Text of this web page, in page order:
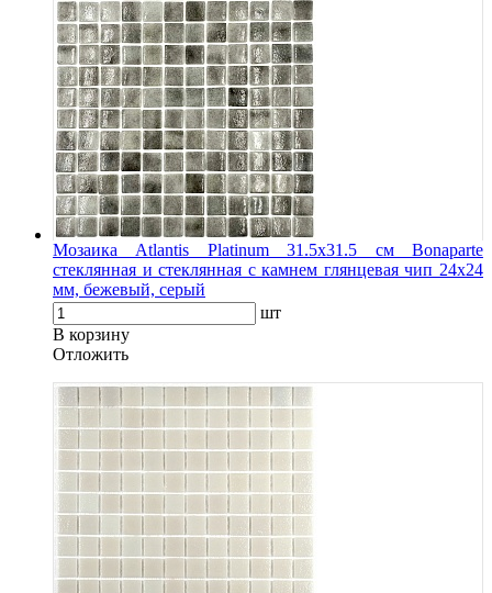
Мозаика Atlantis Platinum 31.5х31.5 см Bonaparte
стеклянная и стеклянная с камнем глянцевая чип 24х24
мм, бежевый, серый
шт
В корзину
Oтложить